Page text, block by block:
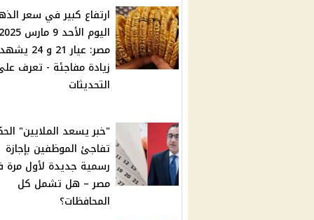
ارتفاع كبير في سعر
مصر: عيار 21 و
زيادة مفاجئة - تعرف
التحديثات
"خبر يسعد الملايين"
تفاجئ الموظفين بإجازة
رسمية جديدة لأول
مصر – هل تشمل كل
المحافظات؟